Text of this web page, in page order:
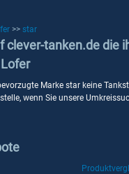
>> star
clever-tanken.de die
Marke star keine
wenn Sie unsere